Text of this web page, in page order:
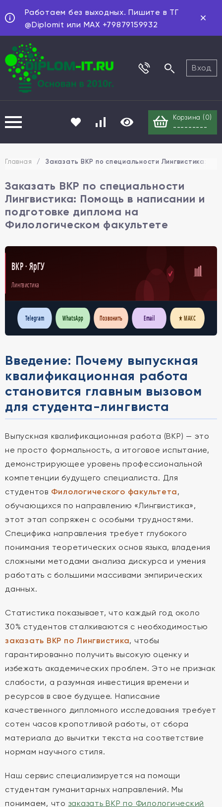
Работаем без выходных. Пишите в ТГ
@Diplomit или MAX +79879159932
Вход
Корзина ( 0)
---------
Главная / Заказать ВКР по специальности Лингвистика:
Заказать ВКР по специальности
Лингвистика: Помощь в написании и
подготовке диплома на
Филологическом факультете
ВКР · ЯрГУ
Лингвистика
Telegram WhatsApp Позвонить Email ★ МАКС
Введение: Почему выпускная
квалификационная работа
становится главным вызовом
для студента-лингвиста
Выпускная квалификационная работа (ВКР) — это
не просто формальность, а итоговое испытание,
демонстрирующее уровень профессиональной
компетенции будущего специалиста. Для
студентов Филологического факультета,
обучающихся по направлению «Лингвистика»,
этот этап сопряжен с особыми трудностями.
Специфика направления требует глубокого
понимания теоретических основ языка, владения
сложными методами анализа дискурса и умения
работать с большими массивами эмпирических
данных.
Статистика показывает, что каждый год около
30% студентов сталкиваются с необходимостью
заказать ВКР по Лингвистика, чтобы
гарантированно получить высокую оценку и
избежать академических проблем. Это не признак
слабости, а разумная инвестиция времени и
ресурсов в свое будущее. Написание
качественного дипломного исследования требует
сотен часов кропотливой работы, от сбора
материала до вычитки текста на соответствие
нормам научного стиля.
Наш сервис специализируется на помощи
студентам гуманитарных направлений. Мы
понимаем, что заказать ВКР по Филологический